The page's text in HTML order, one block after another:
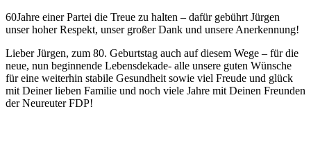
60Jahre einer Partei die Treue zu halten – dafür gebührt Jürgen
unser hoher Respekt, unser großer Dank und unsere Anerkennung!
Lieber Jürgen, zum 80. Geburtstag auch auf diesem Wege – für die
neue, nun beginnende Lebensdekade- alle unsere guten Wünsche
für eine weiterhin stabile Gesundheit sowie viel Freude und glück
mit Deiner lieben Familie und noch viele Jahre mit Deinen Freunden
der Neureuter FDP!